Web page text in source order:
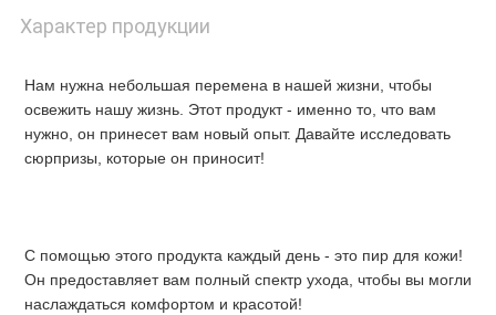
КАРТА
САЙТА
ПОЛИТИКА
Характер продукции
Нам нужна небольшая перемена в нашей жизни, чтобы
освежить нашу жизнь. Этот продукт - именно то, что вам
нужно, он принесет вам новый опыт. Давайте исследовать
сюрпризы, которые он приносит!
С помощью этого продукта каждый день - это пир для кожи!
Он предоставляет вам полный спектр ухода, чтобы вы могли
наслаждаться комфортом и красотой!